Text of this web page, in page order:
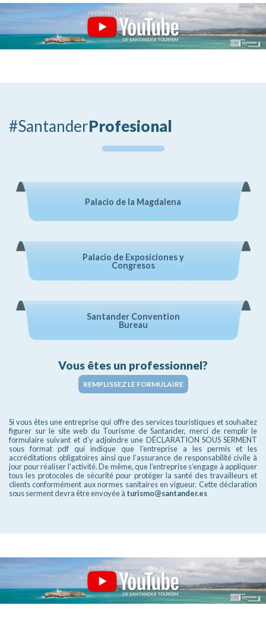
#SantanderProfesional
Palacio de la Magdalena
Palacio de Exposiciones y
Congresos
Santander Convention
Bureau
Vous êtes un professionnel?
REMPLISSEZ LE FORMULAIRE
Si vous êtes une entreprise qui offre des services touristiques et souhaitez
figurer sur le site web du Tourisme de Santander, merci de remplir le
formulaire suivant et d’y adjoindre une DÉCLARATION SOUS SERMENT
sous format pdf qui indique que l’entreprise a les permis et les
accréditations obligatoires ainsi que l’assurance de responsabilité civile à
jour pour réaliser l’activité. De même, que l’entreprise s’engage à appliquer
tous les protocoles de sécurité pour protéger la santé des travailleurs et
clients conformément aux normes sanitaires en vigueur. Cette déclaration
sous serment devra être envoyée à turismo@santander.es